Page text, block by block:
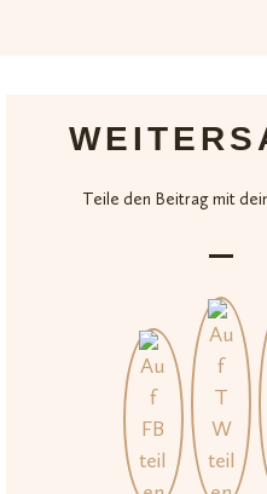
Teile den Beitrag mit